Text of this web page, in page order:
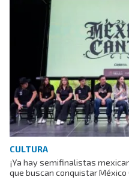
CULTURA
¡Ya hay semifinalistas
que buscan conquistar México